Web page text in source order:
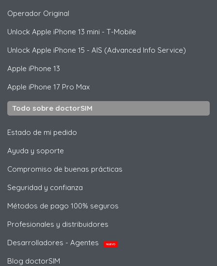
Operador Original
Unlock Apple iPhone 13 mini - T-Mobile
Unlock Apple iPhone 15 - AIS (Advanced Info Service)
Apple iPhone 13
Apple iPhone 17 Pro Max
Todo sobre doctorSIM
Estado de mi pedido
Ayuda y soporte
Compromiso de buenas prácticas
Seguridad y confianza
Métodos de pago 100% seguros
Profesionales y distribuidores
Desarrolladores - Agentes
NUEVO
Blog doctorSIM